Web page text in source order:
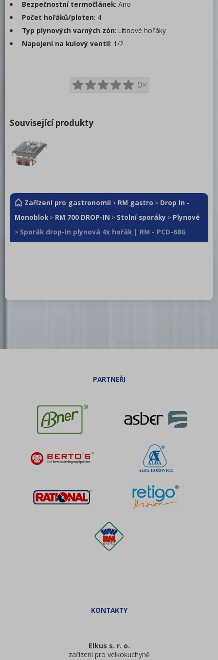
Bezpečnostní termočlánek: Ano
Počet hořáků/ploten: 4
Typ plynových varných zón: Litinové hořáky
Napojení na kulový ventil: 1/2
0×
Související produkty
Zařízení pro gastronomii > RM gastro > Drop In -
Monoblok > RM 700 DROP-IN > Stolní sporáky > Plynové
> Sporák drop-in plynová 4x hořák | RM - PCD-68G
Elkus s. r. o.
zařízení pro velkokuchyně